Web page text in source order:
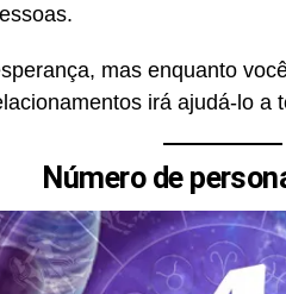
mas enquanto
irá ajudá-lo a
Número de